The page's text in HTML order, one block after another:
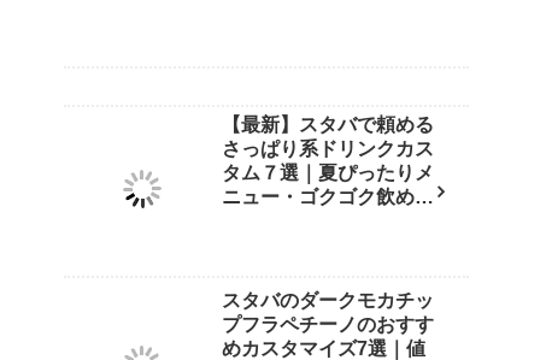
【最新】スタバで頼める
さっぱり系ドリンクカス
タム７選｜夏ぴったりメ
ニュー・ゴクゴク飲める
スタバのダークモカチッ
プフラペチーノのおすす
めカスタマイズ7選｜値